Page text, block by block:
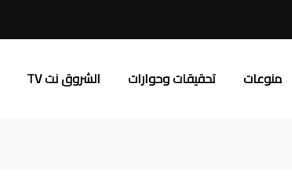
منوعات تحقيقات وحوارات الشروق نت TV